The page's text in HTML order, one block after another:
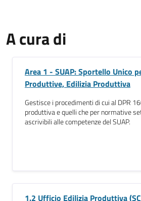
A cura di
Area 1 - SUAP: Sportello Unico
Produttive, Edilizia Produttiva
Gestisce i procedimenti di cui al DPR
produttiva e quelli che per normative
ascrivibili alle competenze del SUAP.
1.2 Ufficio Edilizia Produttiva